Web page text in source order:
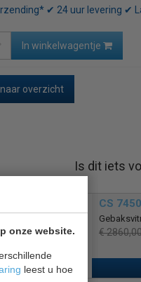
onze website.
leest u hoe
✔ 24 uur levering ✔
In winkelwagentje
overzicht
Is dit iets
CS
€